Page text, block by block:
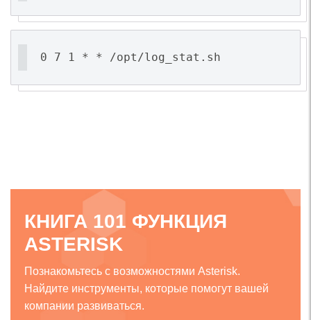
0 7 1 * * /opt/log_stat.sh
КНИГА 101 ФУНКЦИЯ
ASTERISK
Познакомьтесь с возможностями Asterisk.
Найдите инструменты, которые помогут вашей
компании развиваться.